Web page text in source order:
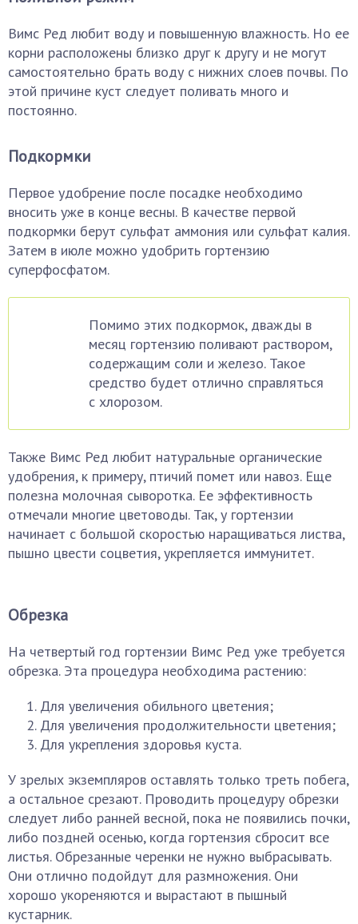
Вимс Ред любит воду и повышенную влажность. Но ее
корни расположены близко друг к другу и не могут
самостоятельно брать воду с нижних слоев почвы. По
этой причине куст следует поливать много и
постоянно.
Подкормки
Первое удобрение после посадке необходимо
вносить уже в конце весны. В качестве первой
подкормки берут сульфат аммония или сульфат калия.
Затем в июле можно удобрить гортензию
суперфосфатом.
Помимо этих подкормок, дважды в
месяц гортензию поливают раствором,
содержащим соли и железо. Такое
средство будет отлично справляться
с хлорозом.
Также Вимс Ред любит натуральные органические
удобрения, к примеру, птичий помет или навоз. Еще
полезна молочная сыворотка. Ее эффективность
отмечали многие цветоводы. Так, у гортензии
начинает с большой скоростью наращиваться листва,
пышно цвести соцветия, укрепляется иммунитет.
Обрезка
На четвертый год гортензии Вимс Ред уже требуется
обрезка. Эта процедура необходима растению:
Для увеличения обильного цветения;
Для увеличения продолжительности цветения;
Для укрепления здоровья куста.
У зрелых экземпляров оставлять только треть побега,
а остальное срезают. Проводить процедуру обрезки
следует либо ранней весной, пока не появились почки,
либо поздней осенью, когда гортензия сбросит все
листья. Обрезанные черенки не нужно выбрасывать.
Они отлично подойдут для размножения. Они
хорошо укореняются и вырастают в пышный
кустарник.